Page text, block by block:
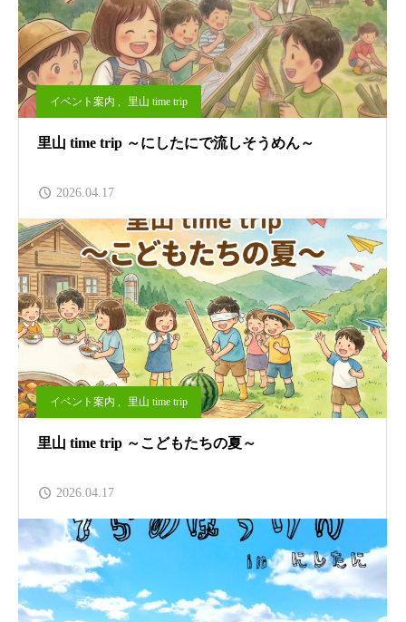
イベント案内 , 里山 time trip
里山 time trip ～にしたにで流しそうめん～
2026.04.17
イベント案内 , 里山 time trip
里山 time trip ～こどもたちの夏～
2026.04.17